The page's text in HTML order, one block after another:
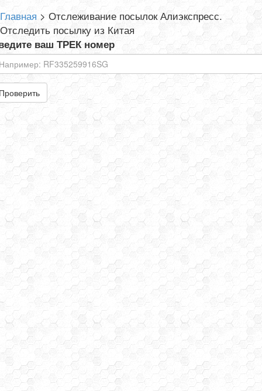
Главная > Отслеживание посылок Алиэкспресс.
Отследить посылку из Китая
ваш ТРЕК номер